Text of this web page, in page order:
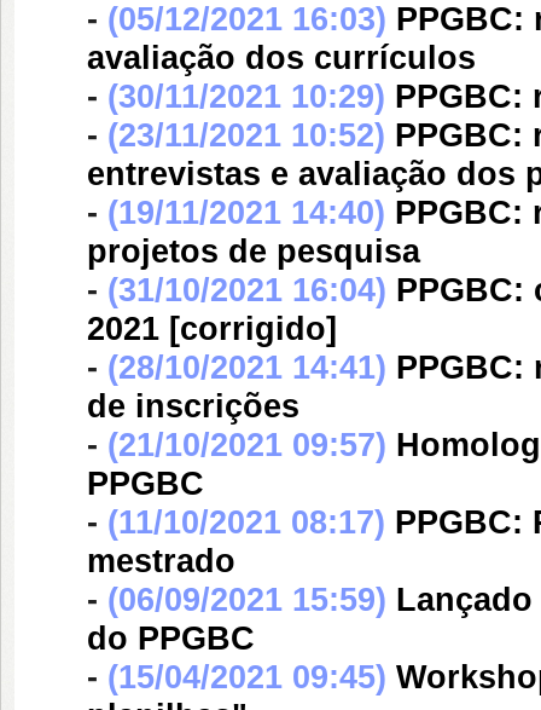
- (05/12/2021 16:03) PPGBC:
avaliação dos currículos
- (30/11/2021 10:29) PPGBC:
- (23/11/2021 10:52) PPGBC:
entrevistas e avaliação dos
- (19/11/2021 14:40) PPGBC:
projetos de pesquisa
- (31/10/2021 16:04) PPGBC:
2021 [corrigido]
- (28/10/2021 14:41)
de inscrições
- (21/10/2021 09:57)
PPGBC
- (11/10/2021 08:17) PPGBC:
mestrado
- (06/09/2021 15:59)
do PPGBC
- (15/04/2021 09:45)